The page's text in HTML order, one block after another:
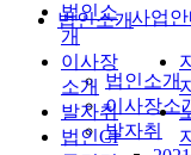
법인소개
법인소개
이사장소
발자취
법인소
개
이사장
소개
발자취
법인CI
사업안